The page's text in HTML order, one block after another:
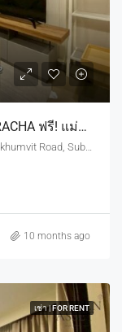
ให้เช่าคอนโด คีน KEEN CENTRE SRIRACHA ฟรี! แม่บ้านทำความสะอาดสัปดาห์ละ 2 ครั้ง : 1 ห้องนอน 35 ตร.ม. ชั้น18 | 18,000 บาท/เดือน
10 months ago
เช่า | FOR RENT